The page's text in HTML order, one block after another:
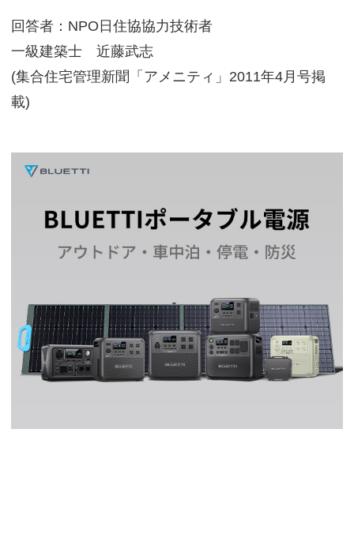
回答者：NPO日住協協力技術者
一級建築士 近藤武志
(集合住宅管理新聞「アメニティ」2011年4月号掲
載)